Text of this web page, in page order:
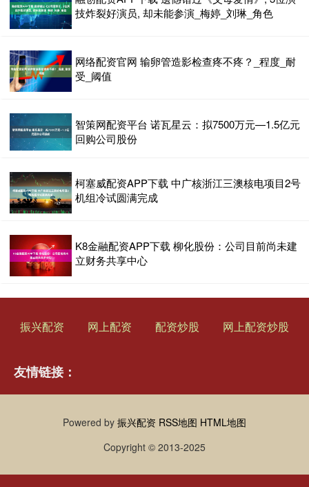
技炸裂好演员, 却未能参演_梅婷_刘琳_角色
网络配资官网 输卵管造影检查疼不疼？_程度_耐
受_阈值
智策网配资平台 诺瓦星云：拟7500万元—1.5亿元
回购公司股份
柯塞威配资APP下载 中广核浙江三澳核电项目2号
机组冷试圆满完成
K8金融配资APP下载 柳化股份：公司目前尚未建
立财务共享中心
振兴配资 网上配资 配资炒股 网上配资炒股
友情链接：
Powered by 振兴配资 RSS地图 HTML地图
Copyright © 2013-2025